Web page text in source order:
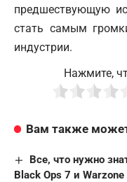
предшествующую
стать самым
индустрии.
Нажмите,
Вам также
Все, что нужно
Black Ops 7 и Warzone